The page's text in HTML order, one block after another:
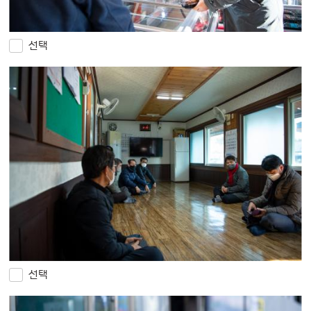
선택
선택